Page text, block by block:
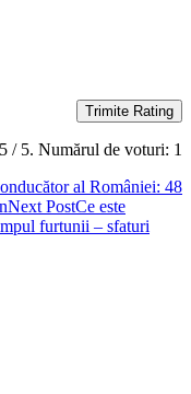
Trimite Rating
5 / 5. Numărul de voturi: 1
al României: 48
Next PostCe este
furtunii – sfaturi